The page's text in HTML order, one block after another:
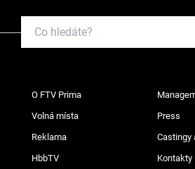
O FTV Prima
Volná místa Press
Reklama Castingy
HbbTV Kontakty